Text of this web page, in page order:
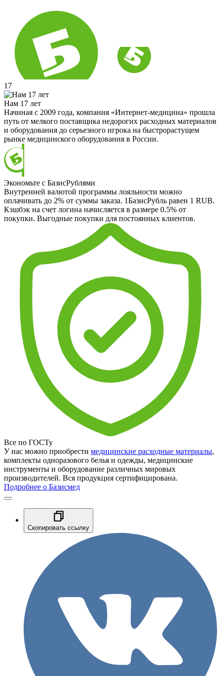
17
Нам 17 лет
Начиная с 2009 года, компания «Интернет-медицина» прошла
путь от мелкого поставщика недорогих расходных материалов
и оборудования до серьезного игрока на быстрорастущем
рынке медицинского оборудования в России.
Экономьте с БазисРублями
Внутренней валютой программы лояльности можно
оплачивать до 2% от суммы заказа. 1БазисРубль равен 1 RUB.
Кэшбэк на счет логина начисляется в размере 0.5% от
покупки. Выгодные покупки для постоянных клиентов.
Все по ГОСТу
У нас можно приобрести медицинские расходные материалы,
комплекты одноразового белья и одежды, медицинские
инструменты и оборудование различных мировых
производителей. Вся продукция сертифицирована.
Подробнее о Базисмед
Скопировать ссылку